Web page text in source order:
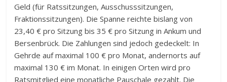
Geld (für Ratssitzungen, Ausschusssitzungen,
Fraktionssitzungen). Die Spanne reichte bislang von
23,40 € pro Sitzung bis 35 € pro Sitzung in Ankum und
Bersenbrück. Die Zahlungen sind jedoch gedeckelt: In
Gehrde auf maximal 100 € pro Monat, andernorts auf
maximal 130 € im Monat. In einigen Orten wird pro
Ratsmitglied eine monatliche Pauschale gezahlt. Die